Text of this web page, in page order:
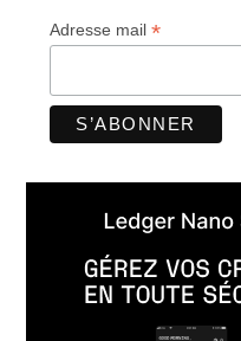
Adresse mail*